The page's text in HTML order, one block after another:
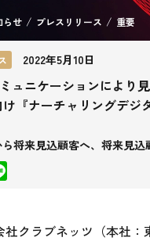
らせ プレスリリース 重要
2022年5月10日
ュニケーションにより
『ナーチャリングデジ
将来見込顧客へ、将来見
社クラブネッツ（本社：